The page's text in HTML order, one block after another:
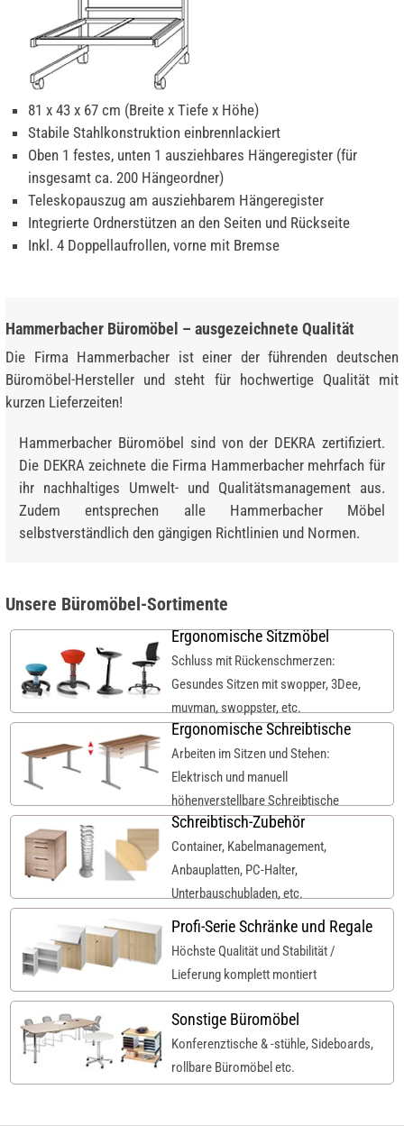
81 x 43 x 67 cm (Breite x Tiefe x Höhe)
Stabile Stahlkonstruktion einbrennlackiert
Oben 1 festes, unten 1 ausziehbares Hängeregister (für
insgesamt ca. 200 Hängeordner)
Teleskopauszug am ausziehbarem Hängeregister
Integrierte Ordnerstützen an den Seiten und Rückseite
Inkl. 4 Doppellaufrollen, vorne mit Bremse
Hammerbacher Büromöbel – ausgezeichnete Qualität
Die Firma Hammerbacher ist einer der führenden deutschen
Büromöbel-Hersteller und steht für hochwertige Qualität mit
kurzen Lieferzeiten!
Hammerbacher Büromöbel sind von der DEKRA zertifiziert.
Die DEKRA zeichnete die Firma Hammerbacher mehrfach für
ihr nachhaltiges Umwelt- und Qualitätsmanagement aus.
Zudem entsprechen alle Hammerbacher Möbel
selbstverständlich den gängigen Richtlinien und Normen.
Unsere Büromöbel-Sortimente
Ergonomische Sitzmöbel
Schluss mit Rückenschmerzen:
Gesundes Sitzen mit swopper, 3Dee,
muvman, swoppster, etc.
Ergonomische Schreibtische
Arbeiten im Sitzen und Stehen:
Elektrisch und manuell
höhenverstellbare Schreibtische
Schreibtisch-Zubehör
Container, Kabelmanagement,
Anbauplatten, PC-Halter,
Unterbauschubladen, etc.
Profi-Serie Schränke und Regale
Höchste Qualität und Stabilität /
Lieferung komplett montiert
Sonstige Büromöbel
Konferenztische & -stühle, Sideboards,
rollbare Büromöbel etc.